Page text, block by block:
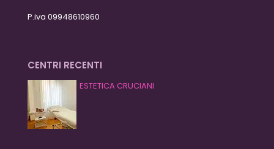
P.iva 09948610960
CENTRI RECENTI
ESTETICA CRUCIANI